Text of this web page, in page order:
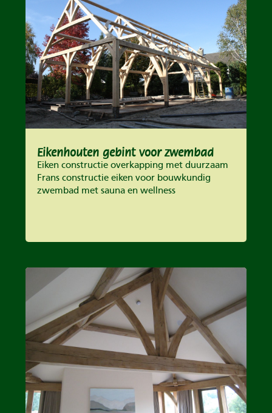
Eikenhouten gebint voor zwembad
Eiken constructie overkapping met duurzaam
Frans constructie eiken voor bouwkundig
zwembad met sauna en wellness